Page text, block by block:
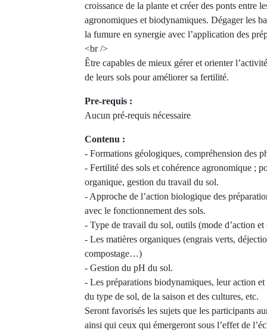
croissance de la plante et créer des ponts entre
agronomiques et biodynamiques. Dégager les
la fumure en synergie avec l’application des
<br />
Être capables de mieux gérer et orienter
de leurs sols pour améliorer sa fertilité.
Pre-requis :
Aucun pré-requis nécessaire
Contenu :
- Formations géologiques, compréhension des
- Fertilité des sols et cohérence agronomique ;
organique, gestion du travail du sol.
- Approche de l’action biologique des
avec le fonctionnement des sols.
- Type de travail du sol, outils (mode d’action
- Les matières organiques (engrais verts,
compostage…)
- Gestion du pH du sol.
- Les préparations biodynamiques, leur action
du type de sol, de la saison et des cultures, etc.
Seront favorisés les sujets que les participants
ainsi qui ceux qui émergeront sous l’effet de